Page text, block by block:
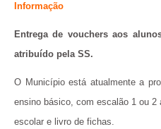
Informação
Entrega de vouchers aos
atribuído pela SS.
O Município está atualmente a
ensino básico, com escalão 1 ou 2
escolar e livro de fichas.